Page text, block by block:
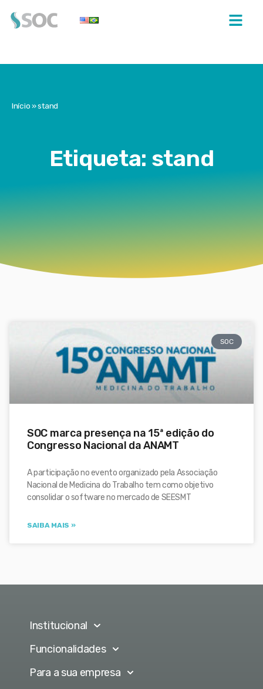
Início»stand
Etiqueta: stand
SOC
SOC marca presença na 15ª edição do
Congresso Nacional da ANAMT
A participação no evento organizado pela Associação
Nacional de Medicina do Trabalho tem como objetivo
consolidar o software no mercado de SEESMT
SAIBA MAIS »
Institucional
Funcionalidades
Para a sua empresa